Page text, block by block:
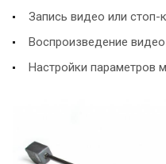
Запись видео или стоп-
Воспроизведение
Настройки параметров